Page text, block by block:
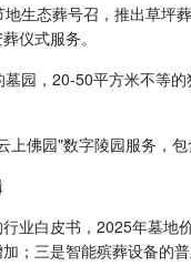
生态葬号召，推出草坪
仪式服务。
园，20-50平方米不等
上佛园"数字陵园服务，
业白皮书，2025年墓地
；三是智能殡葬设备的